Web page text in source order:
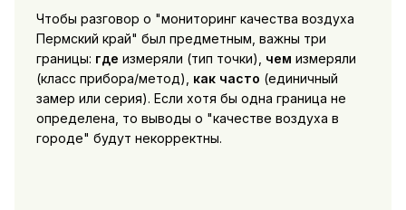
Чтобы разговор о "мониторинг качества воздуха
Пермский край" был предметным, важны три
границы: где измеряли (тип точки), чем измеряли
(класс прибора/метод), как часто (единичный
замер или серия). Если хотя бы одна граница не
определена, то выводы о "качестве воздуха в
городе" будут некорректны.